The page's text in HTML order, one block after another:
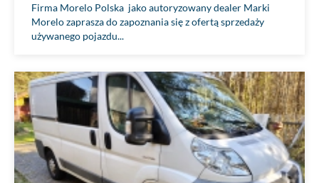
Firma Morelo Polska jako autoryzowany dealer Marki
Morelo zaprasza do zapoznania się z ofertą sprzedaży
używanego pojazdu...